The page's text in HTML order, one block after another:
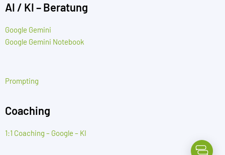
AI / KI – Beratung
Google Gemini
Google Gemini Notebook
Prompting
Coaching
1:1 Coaching – Google – KI